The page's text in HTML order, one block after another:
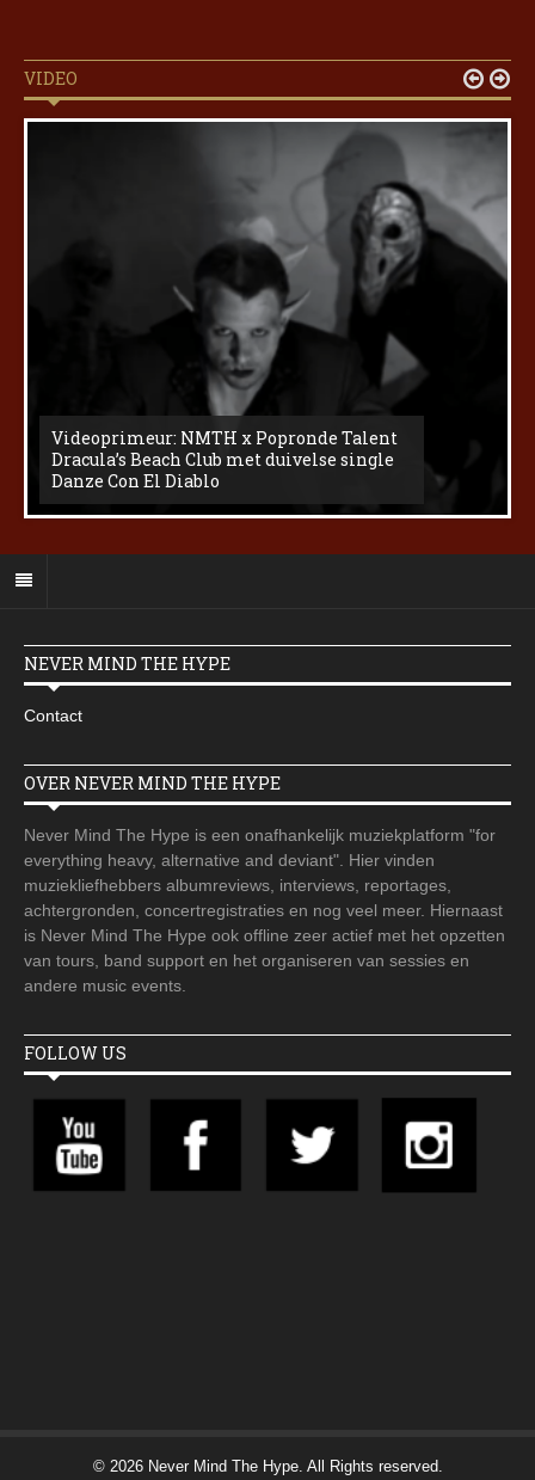
VIDEO
Videoprimeur: NMTH x Popronde Talent
Dracula’s Beach Club met duivelse single
Danze Con El Diablo
 
NEVER MIND THE HYPE
Contact
OVER NEVER MIND THE HYPE
Never Mind The Hype is een onafhankelijk muziekplatform "for
everything heavy, alternative and deviant". Hier vinden
muziekliefhebbers albumreviews, interviews, reportages,
achtergronden, concertregistraties en nog veel meer. Hiernaast
is Never Mind The Hype ook offline zeer actief met het opzetten
van tours, band support en het organiseren van sessies en
andere music events.
FOLLOW US
© 2026 Never Mind The Hype. All Rights reserved.